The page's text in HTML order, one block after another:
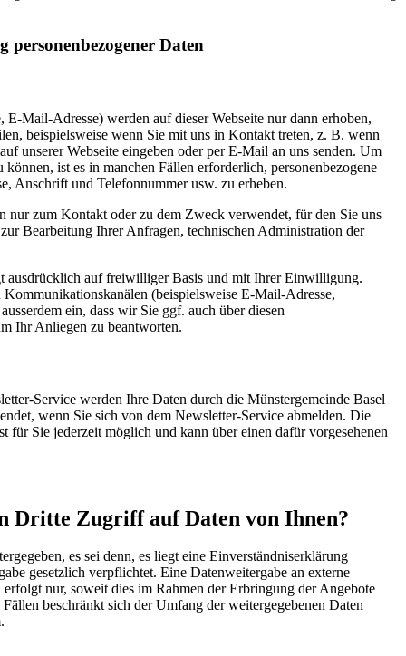
Daten
E-Mail-Adresse) werden auf dieser Webseite nur dann erhoben,
beispielsweise wenn Sie mit uns in Kontakt treten, z. B. wenn
unserer Webseite eingeben oder per E-Mail an uns senden. Um
ist es in manchen Fällen erforderlich, personenbezogene
Anschrift und Telefonnummer usw. zu erheben.
nur zum Kontakt oder zu dem Zweck verwendet, für den Sie uns
Bearbeitung Ihrer Anfragen, technischen Administration der
ausdrücklich auf freiwilliger Basis und mit Ihrer Einwilligung.
(beispielsweise E-Mail-Adresse,
ein, dass wir Sie ggf. auch über diesen
Ihr Anliegen zu beantworten.
Service werden Ihre Daten durch die Münstergemeinde Basel
wenn Sie sich von dem Newsletter-Service abmelden. Die
für Sie jederzeit möglich und kann über einen dafür vorgesehenen
Dritte Zugriff auf Daten von Ihnen?
es sei denn, es liegt eine Einverständniserklärung
gesetzlich verpflichtet. Eine Datenweitergabe an externe
nur, soweit dies im Rahmen der Erbringung der Angebote
beschränkt sich der Umfang der weitergegebenen Daten